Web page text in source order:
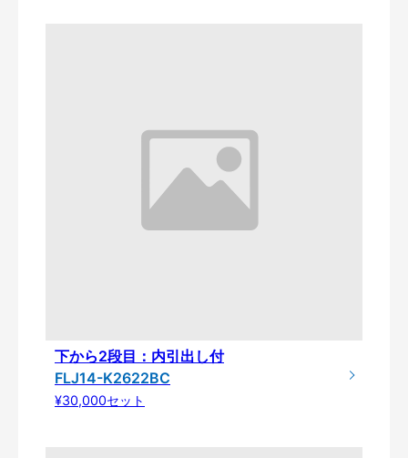
下から2段目：内引出し付
FLJ14-K2622BC
¥30,000セット